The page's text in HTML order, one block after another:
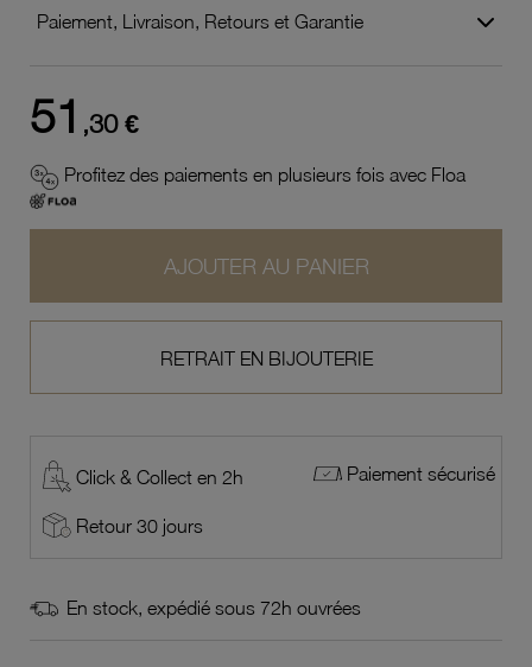
Paiement, Livraison, Retours et Garantie
51 ,30 €
Profitez des paiements en plusieurs fois avec Floa
AJOUTER AU PANIER
RETRAIT EN BIJOUTERIE
Click & Collect en 2h Paiement sécurisé
Retour 30 jours
En stock, expédié sous 72h ouvrées